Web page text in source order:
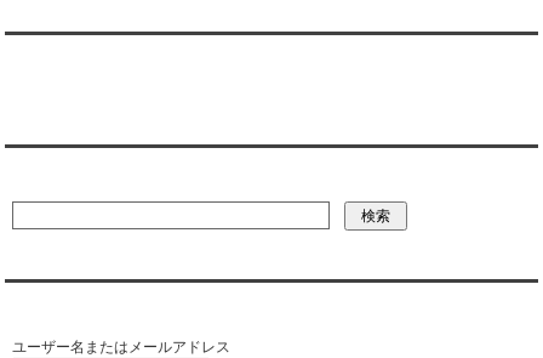
ユーザー名またはメールアドレス